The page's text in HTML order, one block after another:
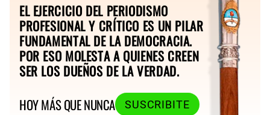
EL EJERCICIO DEL PERIODISMO
PROFESIONAL Y CRÍTICO ES UN PILAR
FUNDAMENTAL DE LA DEMOCRACIA.
POR ESO MOLESTA A QUIENES CREEN
SER LOS DUEÑOS DE LA VERDAD.
HOY MÁS QUE NUNCA
SUSCRIBITE